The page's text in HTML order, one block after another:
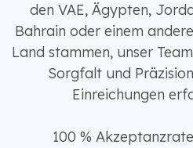
den VAE, Ägypten,
Bahrain oder einem
Land stammen, unser
Sorgfalt und
Einreichungen
100 %